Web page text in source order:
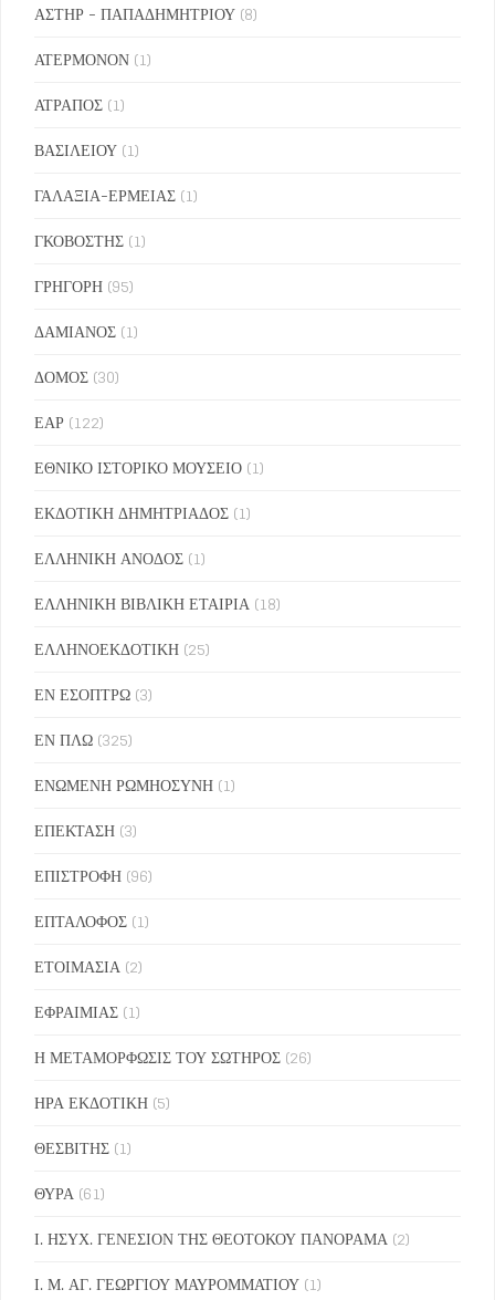
ΑΣΤΗΡ - ΠΑΠΑΔΗΜΗΤΡΙΟΥ (8)
ΑΤΕΡΜΟΝΟΝ (1)
ΑΤΡΑΠΟΣ (1)
ΒΑΣΙΛΕΙΟΥ (1)
ΓΑΛΑΞΙΑ-ΕΡΜΕΙΑΣ (1)
ΓΚΟΒΟΣΤΗΣ (1)
ΓΡΗΓΟΡΗ (95)
ΔΑΜΙΑΝΟΣ (1)
ΔΟΜΟΣ (30)
ΕΑΡ (122)
ΕΘΝΙΚΟ ΙΣΤΟΡΙΚΟ ΜΟΥΣΕΙΟ (1)
ΕΚΔΟΤΙΚΗ ΔΗΜΗΤΡΙΑΔΟΣ (1)
ΕΛΛΗΝΙΚΗ ΑΝΟΔΟΣ (1)
ΕΛΛΗΝΙΚΗ ΒΙΒΛΙΚΗ ΕΤΑΙΡΙΑ (18)
ΕΛΛΗΝΟΕΚΔΟΤΙΚΗ (25)
ΕΝ ΕΣΟΠΤΡΩ (3)
ΕΝ ΠΛΩ (325)
ΕΝΩΜΕΝΗ ΡΩΜΗΟΣΥΝΗ (1)
ΕΠΕΚΤΑΣΗ (3)
ΕΠΙΣΤΡΟΦΗ (96)
ΕΠΤΑΛΟΦΟΣ (1)
ΕΤΟΙΜΑΣΙΑ (2)
ΕΦΡΑΙΜΙΑΣ (1)
Η ΜΕΤΑΜΟΡΦΩΣΙΣ ΤΟΥ ΣΩΤΗΡΟΣ (26)
ΗΡΑ ΕΚΔΟΤΙΚΗ (5)
ΘΕΣΒΙΤΗΣ (1)
ΘΥΡΑ (61)
Ι. ΗΣΥΧ. ΓΕΝΕΣΙΟΝ ΤΗΣ ΘΕΟΤΟΚΟΥ ΠΑΝΟΡΑΜΑ (2)
Ι. Μ. ΑΓ. ΓΕΩΡΓΙΟΥ ΜΑΥΡΟΜΜΑΤΙΟΥ (1)